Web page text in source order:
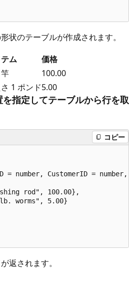
状のテーブルが作成されます。
ム
価格
100.00
1 ポンド5.00
指定してテーブルから行を取
コピー
= number, CustomerID =
rod", 100.00},
worms", 5.00}
返されます。